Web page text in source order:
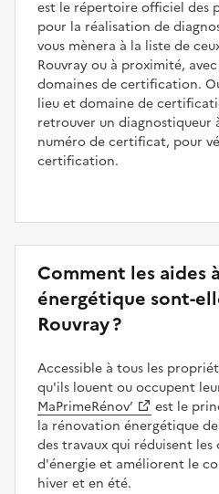
est le répertoire officiel des
pour la réalisation de
vous mènera à la liste de
Rouvray ou à proximité,
domaines de certification.
lieu et domaine de
retrouver un diagnostiqueur
numéro de certificat, pour
certification.
Comment les aides
énergétique sont-
Rouvray ?
Accessible à tous les
qu'ils louent ou occupent
MaPrimeRénov’
est le
la rénovation énergétique
des travaux qui réduisent
d'énergie et améliorent le
hiver et en été.